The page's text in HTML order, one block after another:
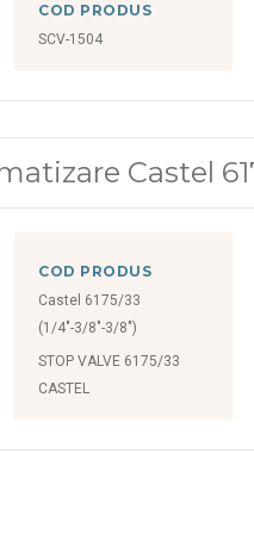
COD PRODUS
SCV-1504
Castel
COD PRODUS
Castel 6175/33
(1/4"-3/8"-3/8")
STOP VALVE 6175/33
CASTEL